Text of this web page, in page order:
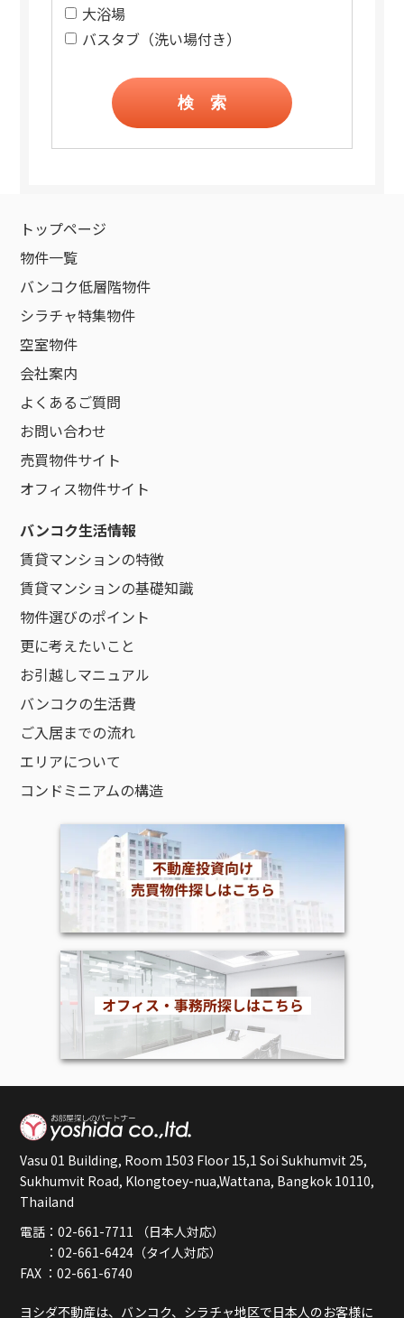
大浴場
バスタブ（洗い場付き）
検 索
トップページ
物件一覧
バンコク低層階物件
シラチャ特集物件
空室物件
会社案内
よくあるご質問
お問い合わせ
売買物件サイト
オフィス物件サイト
バンコク生活情報
賃貸マンションの特徴
賃貸マンションの基礎知識
物件選びのポイント
更に考えたいこと
お引越しマニュアル
バンコクの生活費
ご入居までの流れ
エリアについて
コンドミニアムの構造
Vasu 01 Building, Room 1503 Floor 15,1 Soi Sukhumvit 25,
Sukhumvit Road, Klongtoey-nua,Wattana, Bangkok 10110,
Thailand
電話：02-661-7711 （日本人対応）
：02-661-6424（タイ人対応）
FAX ：02-661-6740
ヨシダ不動産は、バンコク、シラチャ地区で日本人のお客様に